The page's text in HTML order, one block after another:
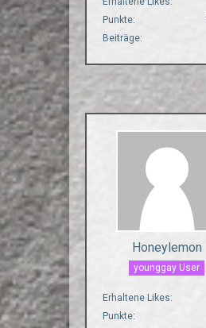
Punkte
Beiträge
Honeylemon
younggay User
Erhaltene Likes
Punkte